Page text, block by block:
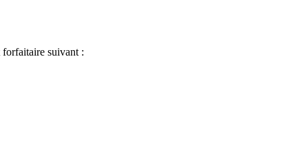
forfaitaire suivant :